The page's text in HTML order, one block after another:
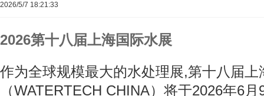
2026/5/7 18:21:33
2026第十八届上海国际水展
作为全球规模最大的水处理展,第十八届上
（WATERTECH CHINA）将于2026年6